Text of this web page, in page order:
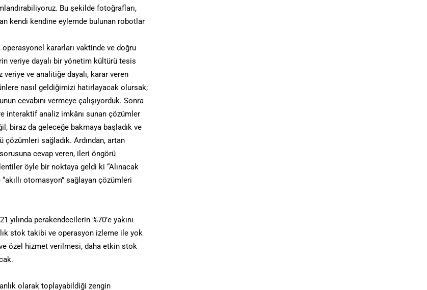
Bu şekilde fotoğrafları,
kendi kendine eylemde bulunan robotlar
operasyonel kararları vaktinde ve doğru
veriye dayalı bir yönetim kültürü tesis
ve analitiğe dayalı, karar veren
nasıl geldiğimizi hatırlayacak olursak;
cevabını vermeye çalışıyorduk. Sonra
interaktif analiz imkânı sunan çözümler
biraz da geleceğe bakmaya başladık ve
çözümleri sağladık. Ardından, artan
cevap veren, ileri öngörü
öyle bir noktaya geldi ki “Alınacak
otomasyon” sağlayan çözümleri
yılında perakendecilerin %70’e yakını
stok takibi ve operasyon izleme ile yok
özel hizmet verilmesi, daha etkin stok
olarak toplayabildiği zengin